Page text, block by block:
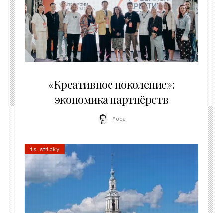
«Креативное поколение»:
экономика партнёрств
Moda
is sticky